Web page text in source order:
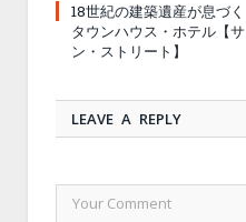
18世紀の建築遺産が息づく
タウンハウス・ホテル【サ
ン・ストリート】
LEAVE A REPLY